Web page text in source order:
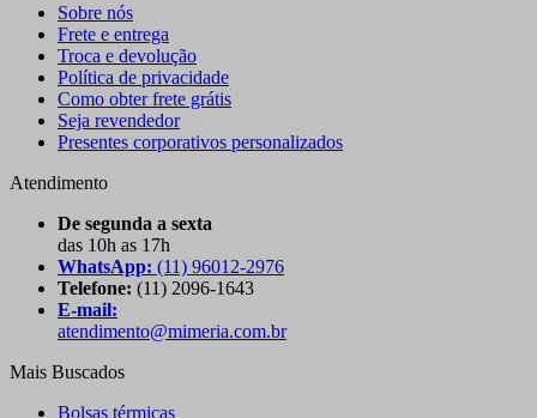
Sobre nós
Frete e entrega
Troca e devolução
Política de privacidade
Como obter frete grátis
Seja revendedor
Presentes corporativos personalizados
Atendimento
De segunda a sexta
das 10h as 17h
WhatsApp: (11) 96012-2976
Telefone: (11) 2096-1643
E-mail:
atendimento@mimeria.com.br
Mais Buscados
Bolsas térmicas